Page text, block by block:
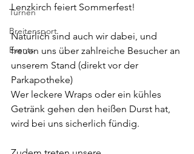
Turnen
Breitensport
Events
Lenzkirch feiert Sommerfest!
Natürlich sind auch wir dabei, und
freuen uns über zahlreiche Besucher an
unserem Stand (direkt vor der
Parkapotheke)
Wer leckere Wraps oder ein kühles
Getränk gehen den heißen Durst hat,
wird bei uns sicherlich fündig.